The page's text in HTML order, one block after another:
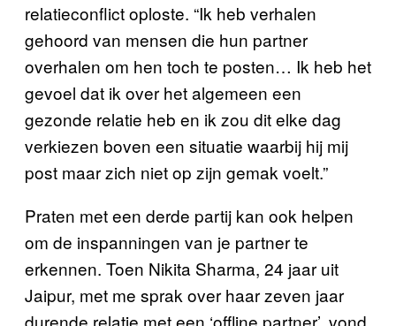
relatieconflict oploste. “Ik heb verhalen
gehoord van mensen die hun partner
overhalen om hen toch te posten… Ik heb het
gevoel dat ik over het algemeen een
gezonde relatie heb en ik zou dit elke dag
verkiezen boven een situatie waarbij hij mij
post maar zich niet op zijn gemak voelt.”
Praten met een derde partij kan ook helpen
om de inspanningen van je partner te
erkennen. Toen Nikita Sharma, 24 jaar uit
Jaipur, met me sprak over haar zeven jaar